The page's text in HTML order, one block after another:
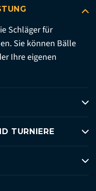
Schläger für
Sie können Bälle
Ihre eigenen
TURNIERE